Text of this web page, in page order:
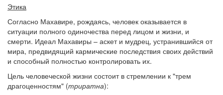
Этика
Согласно Махавире, рождаясь, человек оказывается в
ситуации полного одиночества перед лицом и жизни, и
смерти. Идеал Махавиры – аскет и мудрец, устранившийся от
мира, предвидящий кармические последствия своих действий
и способный полностью контролировать их.
Цель человеческой жизни состоит в стремлении к "трем
драгоценностям" (триратна):